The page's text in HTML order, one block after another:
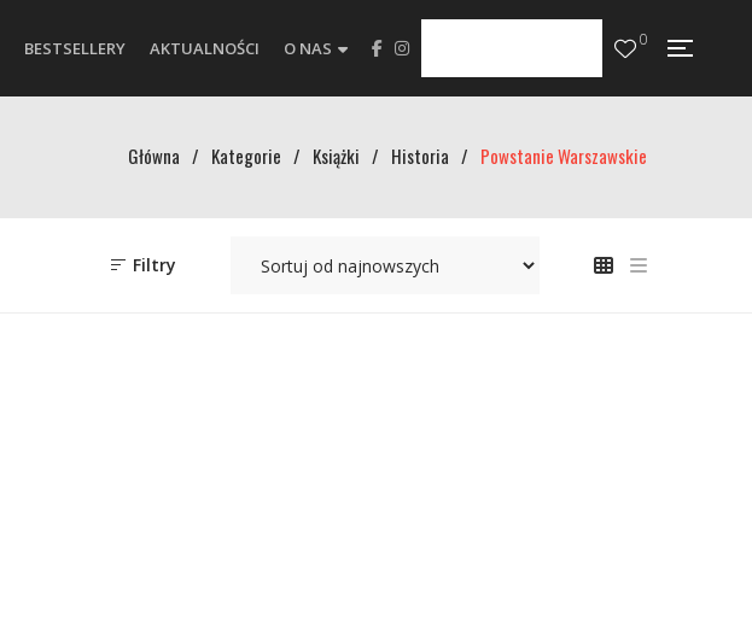
BESTSELLERY AKTUALNOŚCI O NAS 0
Główna / Kategorie / Książki / Historia / Powstanie Warszawskie
Filtry